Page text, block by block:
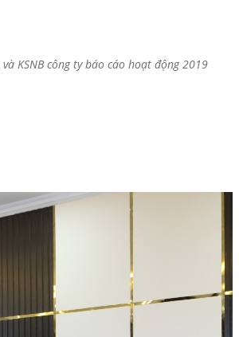
KSNB công ty báo cáo hoạt động 2019